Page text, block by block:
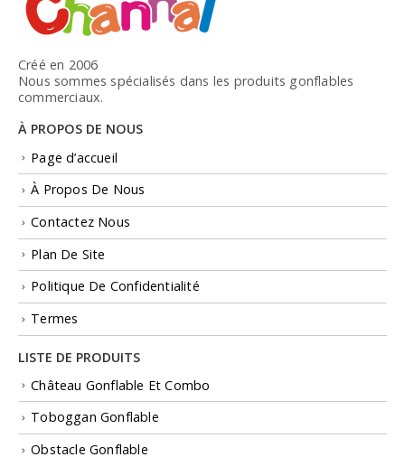
Créé en 2006
Nous sommes spécialisés dans les produits gonflables
commerciaux.
À PROPOS DE NOUS
Page d’accueil
À Propos De Nous
Contactez Nous
Plan De Site
Politique De Confidentialité
Termes
LISTE DE PRODUITS
Château Gonflable Et Combo
Toboggan Gonflable
Obstacle Gonflable